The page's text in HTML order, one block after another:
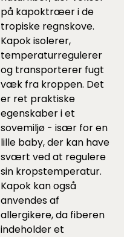
på kapoktræer i de
tropiske regnskove.
Kapok isolerer,
temperaturregulerer
og transporterer fugt
væk fra kroppen. Det
er ret praktiske
egenskaber i et
sovemiljø - især for en
lille baby, der kan have
svært ved at regulere
sin kropstemperatur.
Kapok kan også
anvendes af
allergikere, da fiberen
indeholder et